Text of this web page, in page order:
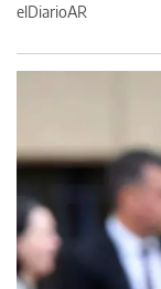
elDiarioAR